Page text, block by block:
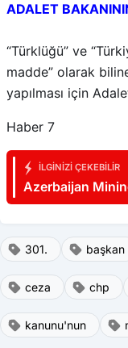
ADALET
“Türklüğü” ve
madde” olarak
yapılması için
Haber 7
İLGINIZI ÇEKEBILIR
Azerbaijan
301. başkan
ceza chp
kanunu'nun